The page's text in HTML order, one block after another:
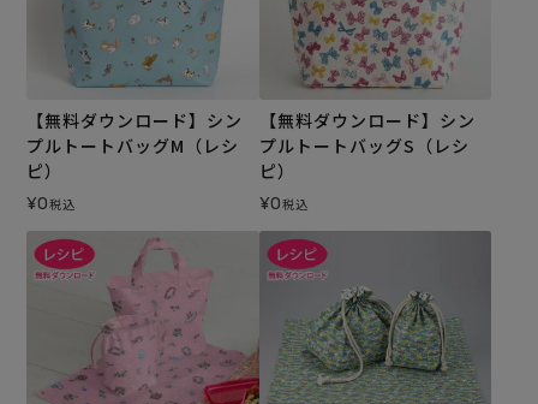
【無料ダウンロード】シン
プルトートバッグM（レシ
ピ）
¥0税込
【無料ダウンロード】シン
プルトートバッグS（レシ
ピ）
¥0税込